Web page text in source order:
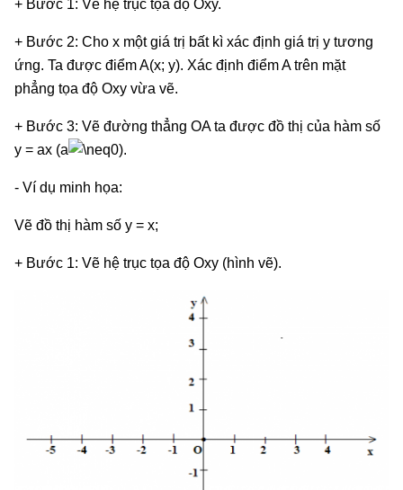
+ Bước 1: Vẽ hệ trục tọa độ Oxy.
+ Bước 2: Cho x một giá trị bất kì xác định giá trị y tương
ứng. Ta được điểm A(x; y). Xác định điểm A trên mặt
phẳng tọa độ Oxy vừa vẽ.
+ Bước 3: Vẽ đường thẳng OA ta được đồ thị của hàm số
y = ax (a
0).
- Ví dụ minh họa:
Vẽ đồ thị hàm số y = x;
+ Bước 1: Vẽ hệ trục tọa độ Oxy (hình vẽ).